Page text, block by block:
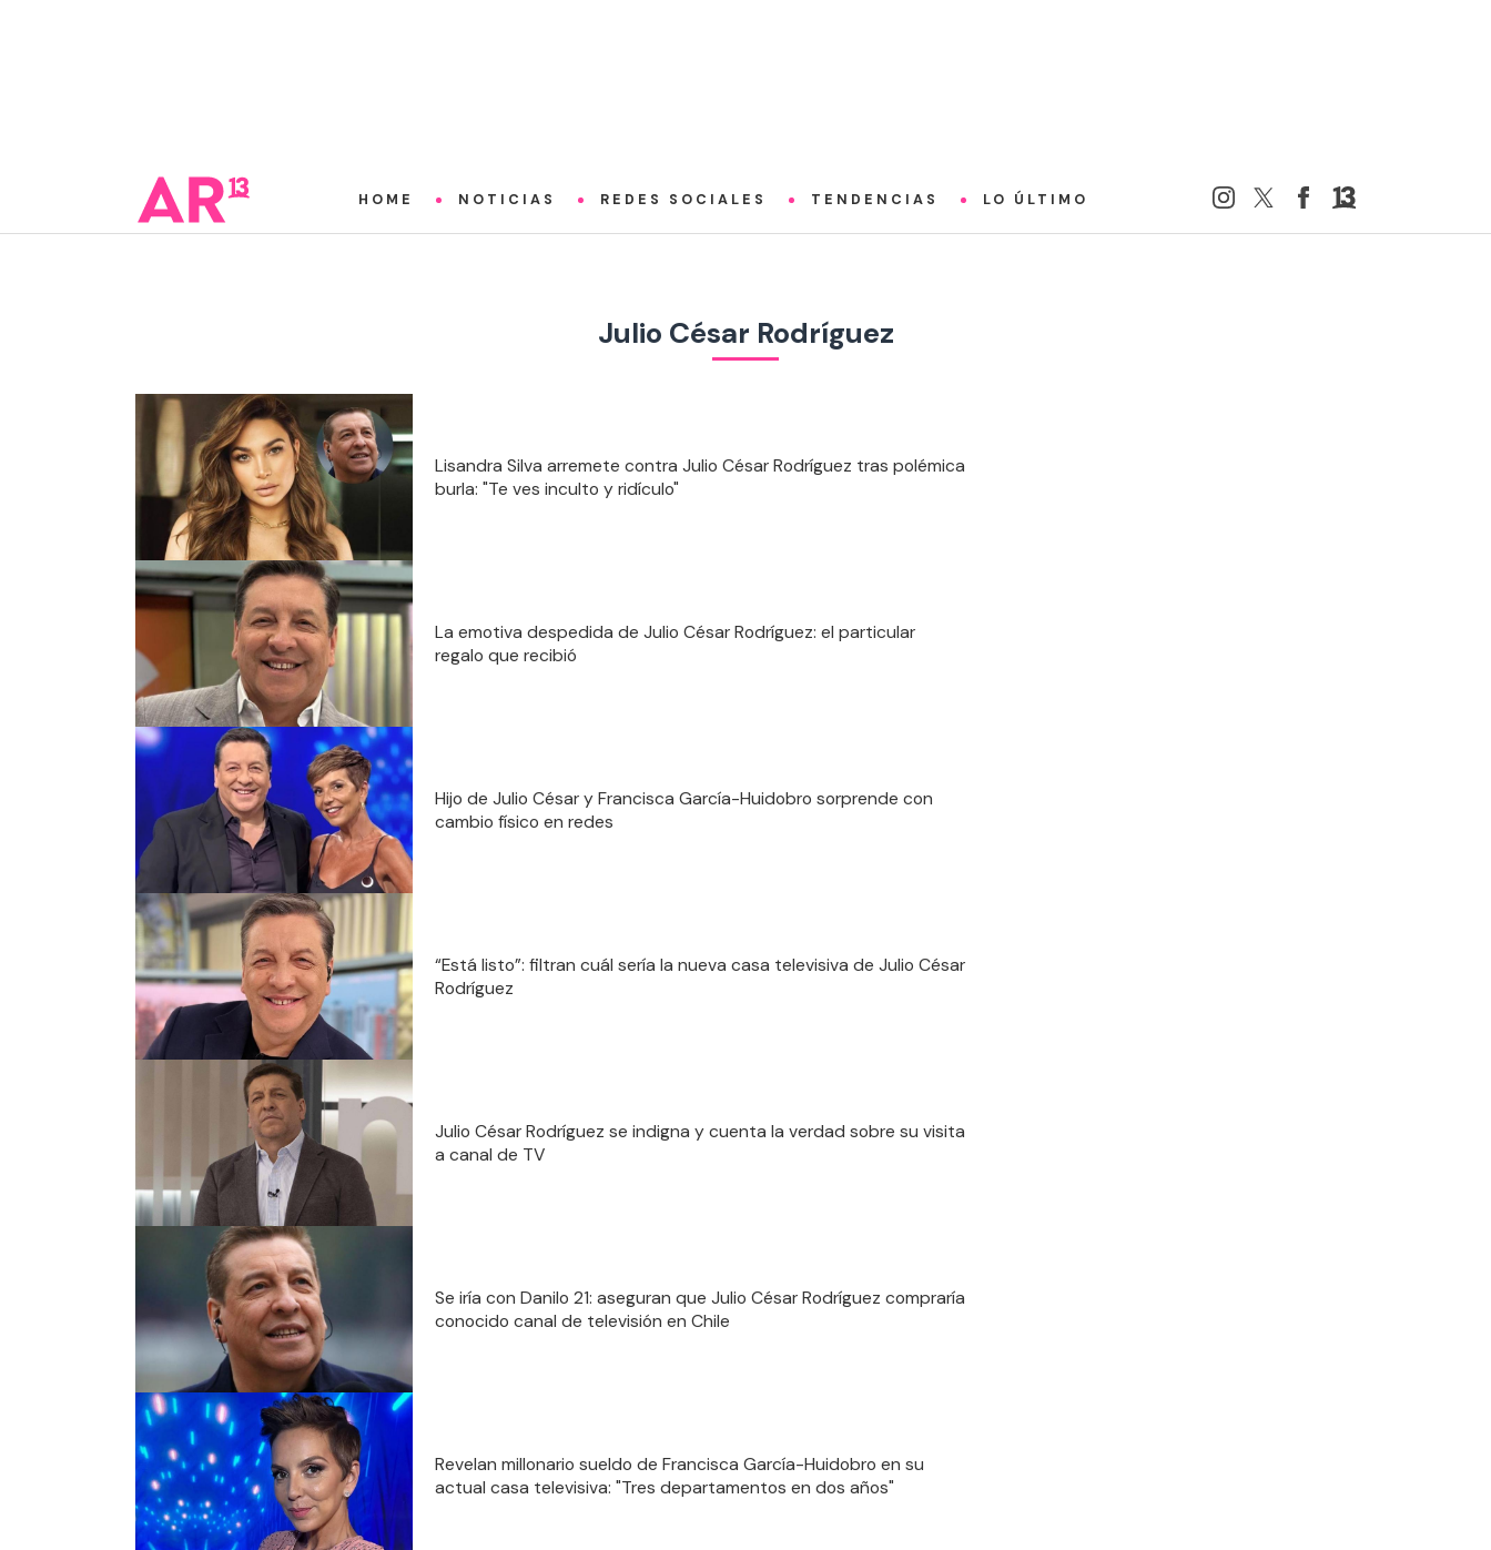
HOME NOTICIAS REDES SOCIALES TENDENCIAS LO ÚLTIMO
Julio César Rodríguez
Lisandra Silva arremete contra Julio César Rodríguez tras polémica
burla: "Te ves inculto y ridículo"
La emotiva despedida de Julio César Rodríguez: el particular
regalo que recibió
Hijo de Julio César y Francisca García-Huidobro sorprende con
cambio físico en redes
“Está listo”: filtran cuál sería la nueva casa televisiva de Julio César
Rodríguez
Julio César Rodríguez se indigna y cuenta la verdad sobre su visita
a canal de TV
Se iría con Danilo 21: aseguran que Julio César Rodríguez compraría
conocido canal de televisión en Chile
Revelan millonario sueldo de Francisca García-Huidobro en su
actual casa televisiva: "Tres departamentos en dos años"